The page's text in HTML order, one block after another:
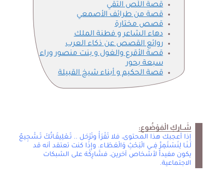
قصة اللِّص التَّقي
قصة من طرائف الأصمعي
قصص مختارة
دهاء الشاعر و فطنة الملك
روائع القصص عن ذكاء العرب
قصة الأقرع والغول و بنت منصور وراء
سبعة بحور
قصة الحكيم و أبناء شيخ القبيلة
شَـاركِ الْمَوْضُوع:
إذا أعجبك هذا المحتوى، فلا تَقْرَأْ وتَرْحَل .. تَـعْلِيقَـاتُكَ تَـشْجِيعٌ
لَـنَـا لِنَسْتَمِرَّ فِــي الْبَحْثِ وَالْعَطَـاء. وإِذَا كنت تعتقد أنه قد
يكون مفيداً لأشخاص آخرين، فشَارِكْهَ على الشبكات
الاجتماعية.